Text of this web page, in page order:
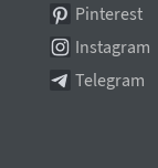
Pinterest
Instagram
Telegram